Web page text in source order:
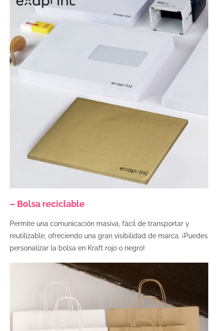
– Bolsa reciclable
Permite una comunicación masiva, fácil de transportar y
reutilizable, ofreciendo una gran visibilidad de marca. ¡Puedes
personalizar la bolsa en Kraft rojo o negro!